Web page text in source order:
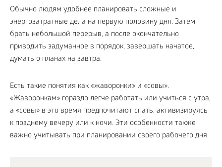
Обычно людям удобнее планировать сложные и
энергозатратные дела на первую половину дня. Затем
брать небольшой перерыв, а после окончательно
приводить задуманное в порядок, завершать начатое,
думать о планах на завтра.
Есть такие понятия как «жаворонки» и «совы».
«Жаворонкам» гораздо легче работать или учиться с утра,
а «совы» в это время предпочитают спать, активизируясь
к позднему вечеру или к ночи. Эти особенности также
важно учитывать при планировании своего рабочего дня.